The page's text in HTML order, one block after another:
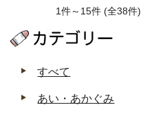
1件～15件 (全38件)
すべて
あい・あかぐみ